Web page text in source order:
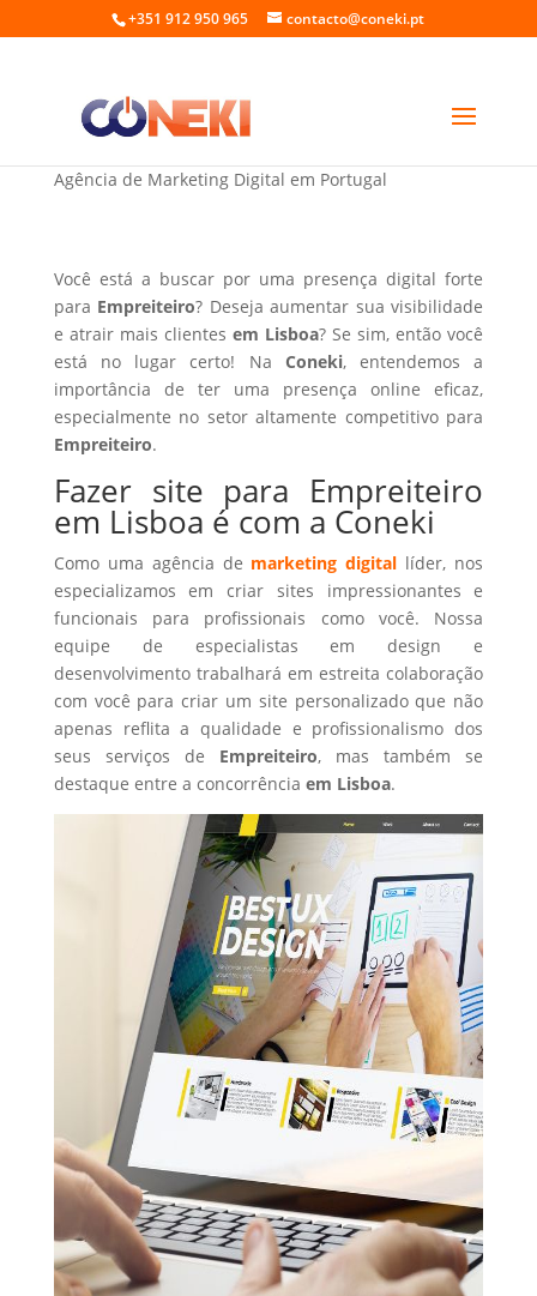
+351 912 950 965 contacto@coneki.pt
Fazer site para Empreiteiro em Lisboa
Agência de Marketing Digital em Portugal
Você está a buscar por uma presença digital forte
para Empreiteiro? Deseja aumentar sua visibilidade
e atrair mais clientes em Lisboa? Se sim, então você
está no lugar certo! Na Coneki, entendemos a
importância de ter uma presença online eficaz,
especialmente no setor altamente competitivo para
Empreiteiro.
Fazer site para Empreiteiro
em Lisboa é com a Coneki
Como uma agência de marketing digital líder, nos
especializamos em criar sites impressionantes e
funcionais para profissionais como você. Nossa
equipe de especialistas em design e
desenvolvimento trabalhará em estreita colaboração
com você para criar um site personalizado que não
apenas reflita a qualidade e profissionalismo dos
seus serviços de Empreiteiro, mas também se
destaque entre a concorrência em Lisboa.